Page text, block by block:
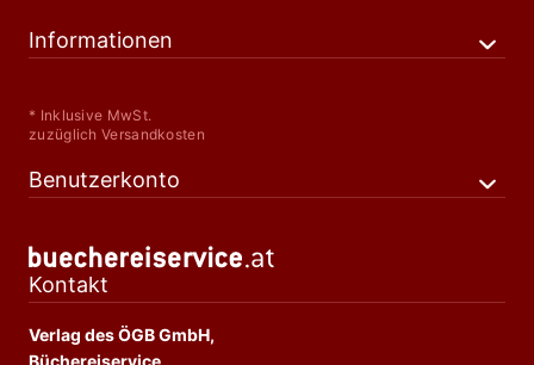
Informationen
* Inklusive MwSt.
zuzüglich Versandkosten
Benutzerkonto
Kontakt
Verlag des ÖGB GmbH,